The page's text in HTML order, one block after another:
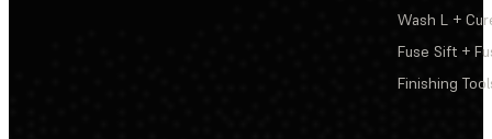
Wash L +
Fuse Sift +
Finishing